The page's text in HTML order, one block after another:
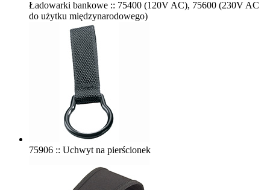
Ładowarki bankowe :: 75400 (120V AC), 75600 (230V AC
do użytku międzynarodowego)
75906 :: Uchwyt na pierścionek